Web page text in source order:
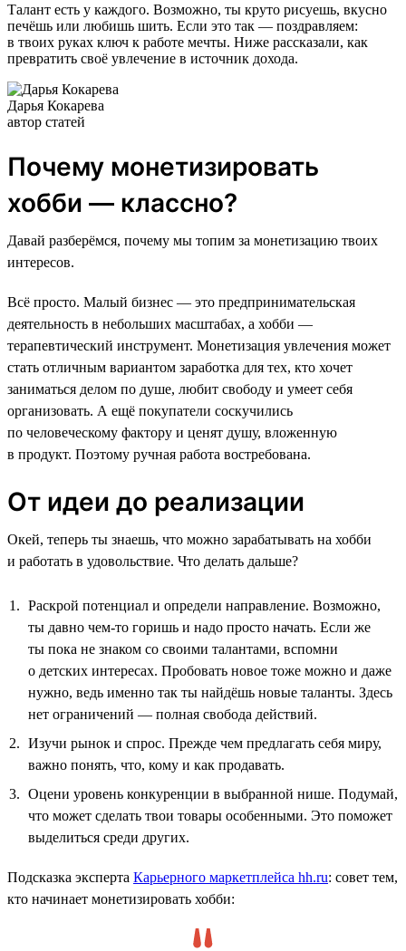
Талант есть у каждого. Возможно, ты круто рисуешь, вкусно
печёшь или любишь шить. Если это так — поздравляем:
в твоих руках ключ к работе мечты. Ниже рассказали, как
превратить своё увлечение в источник дохода.
Дарья Кокарева
автор статей
Почему монетизировать
хобби — классно?
Давай разберёмся, почему мы топим за монетизацию твоих
интересов.
Всё просто. Малый бизнес — это предпринимательская
деятельность в небольших масштабах, а хобби —
терапевтический инструмент. Монетизация увлечения может
стать отличным вариантом заработка для тех, кто хочет
заниматься делом по душе, любит свободу и умеет себя
организовать. А ещё покупатели соскучились
по человеческому фактору и ценят душу, вложенную
в продукт. Поэтому ручная работа востребована.
От идеи до реализации
Окей, теперь ты знаешь, что можно зарабатывать на хобби
и работать в удовольствие. Что делать дальше?
Раскрой потенциал и определи направление. Возможно,
ты давно чем-то горишь и надо просто начать. Если же
ты пока не знаком со своими талантами, вспомни
о детских интересах. Пробовать новое тоже можно и даже
нужно, ведь именно так ты найдёшь новые таланты. Здесь
нет ограничений — полная свобода действий.
Изучи рынок и спрос. Прежде чем предлагать себя миру,
важно понять, что, кому и как продавать.
Оцени уровень конкуренции в выбранной нише. Подумай,
что может сделать твои товары особенными. Это поможет
выделиться среди других.
Подсказка эксперта Карьерного маркетплейса hh.ru: совет тем,
кто начинает монетизировать хобби: